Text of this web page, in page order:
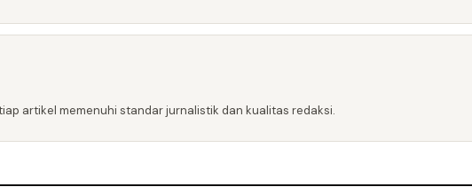
artikel memenuhi standar jurnalistik dan kualitas redaksi.